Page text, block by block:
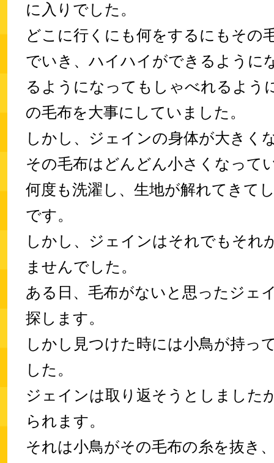
に入りでした。
どこに行くにも何をするにもその
でいき、ハイハイができるように
るようになってもしゃべれるよう
の毛布を大事にしていました。
しかし、ジェインの身体が大きく
その毛布はどんどん小さくなって
何度も洗濯し、生地が解れてきて
です。
しかし、ジェインはそれでもそれ
ませんでした。
ある日、毛布がないと思ったジェ
探します。
しかし見つけた時には小鳥が持っ
した。
ジェインは取り返そうとしました
られます。
それは小鳥がその毛布の糸を抜き